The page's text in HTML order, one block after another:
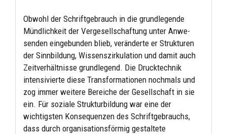
Obwohl der Schriftgebrauch in die grundlegende
Mündlichkeit der Vergesellschaftung unter Anwe-
senden eingebunden blieb, veränderte er Strukturen
der Sinnbildung, Wissenszirkulation und damit auch
Zeitverhältnisse grundlegend. Die Drucktechnik
intensivierte diese Transformationen nochmals und
zog immer weitere Bereiche der Gesellschaft in sie
ein. Für soziale Strukturbildung war eine der
wichtigsten Konsequenzen des Schriftgebrauchs,
dass durch organisationsförmig gestaltete